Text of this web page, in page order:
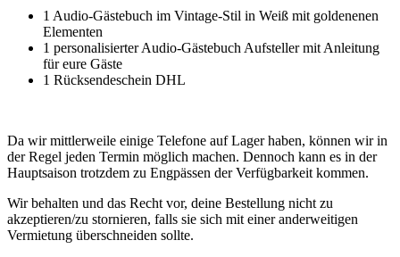
1 Audio-Gästebuch im Vintage-Stil in Weiß mit goldenenen
Elementen
1 personalisierter Audio-Gästebuch Aufsteller mit Anleitung
für eure Gäste
1 Rücksendeschein DHL
Da wir mittlerweile einige Telefone auf Lager haben, können wir in
der Regel jeden Termin möglich machen. Dennoch kann es in der
Hauptsaison trotzdem zu Engpässen der Verfügbarkeit kommen.
Wir behalten und das Recht vor, deine Bestellung nicht zu
akzeptieren/zu stornieren, falls sie sich mit einer anderweitigen
Vermietung überschneiden sollte.